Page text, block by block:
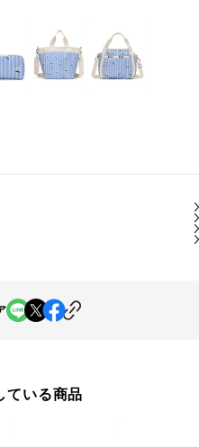
ている商品